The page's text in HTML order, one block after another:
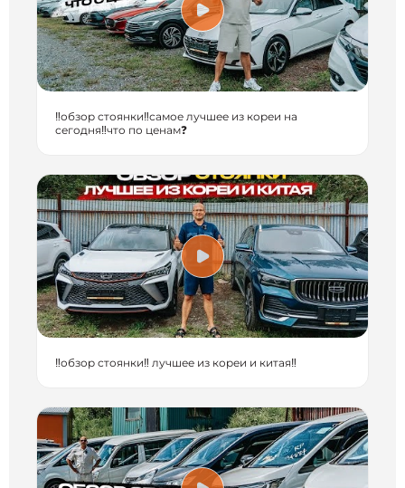
‼️обзор стоянки‼️самое лучшее из кореи на
сегодня‼️что по ценам❓
‼️обзор стоянки‼️ лучшее из кореи и китая‼️